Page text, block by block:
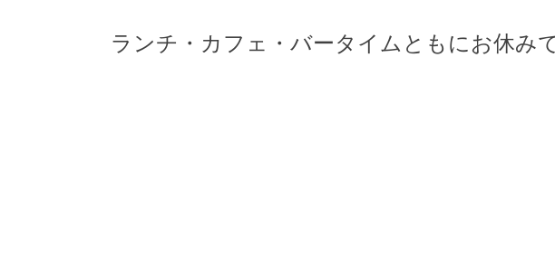
ランチ・カフェ・バータイムともにお休み